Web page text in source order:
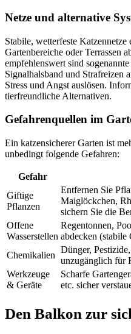
Netze und alternative
Stabile, wetterfeste
Gartenbereiche oder Terrassen
empfehlenswert sind
Signalhalsband und Strafreizen
Stress und Angst auslösen.
tierfreundliche Alternativen.
Gefahrenquellen im
Ein katzensicherer Garten ist
unbedingt folgende Gefahren:
Gefahr
Giftige
Pflanzen
Entfernen Sie
Maiglöckchen,
sichern Sie die
Offene
Wasserstellen
Regentonnen,
abdecken (stabile
Chemikalien
Dünger,
unzugänglich für
Werkzeuge
& Geräte
Scharfe
etc. sicher
Den Balkon zur